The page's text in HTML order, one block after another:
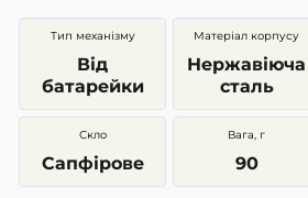
Тип механізму
Від
батарейки
Матеріал корпусу
Нержавіюча
сталь
Скло
Сапфірове
Вага, г
90